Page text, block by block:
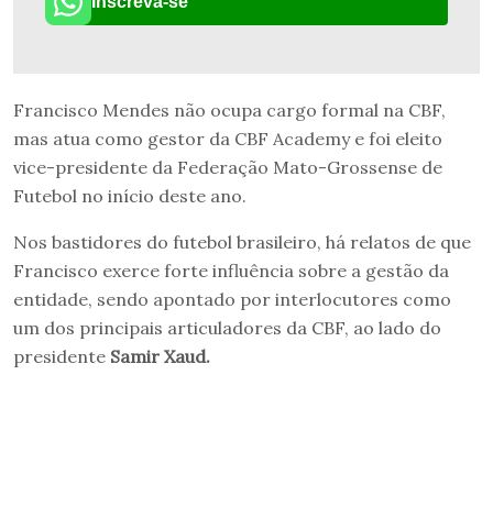
Francisco Mendes não ocupa cargo formal na CBF,
mas atua como gestor da CBF Academy e foi eleito
vice-presidente da Federação Mato-Grossense de
Futebol no início deste ano.
Nos bastidores do futebol brasileiro, há relatos de que
Francisco exerce forte influência sobre a gestão da
entidade, sendo apontado por interlocutores como
um dos principais articuladores da CBF, ao lado do
presidente Samir Xaud.